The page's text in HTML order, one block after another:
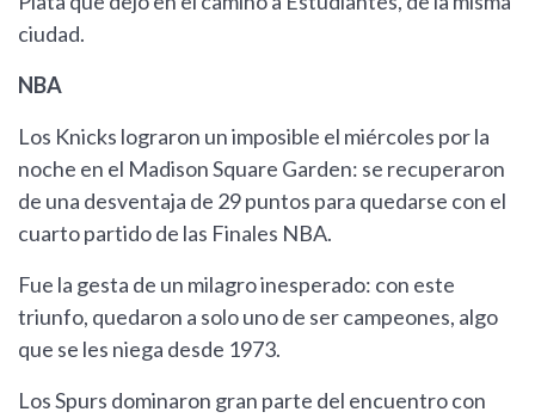
ciudad.
NBA
Los Knicks lograron un imposible el miércoles por la
noche en el Madison Square Garden: se recuperaron
de una desventaja de 29 puntos para quedarse con el
cuarto partido de las Finales NBA.
Fue la gesta de un milagro inesperado: con este
triunfo, quedaron a solo uno de ser campeones, algo
que se les niega desde 1973.
Los Spurs dominaron gran parte del encuentro con